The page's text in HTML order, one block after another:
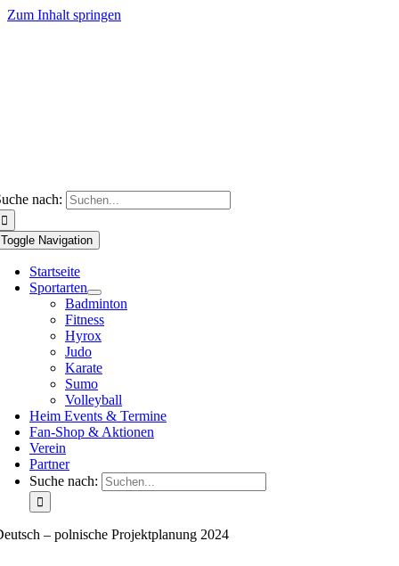
Zum Inhalt springen
nach:
Toggle Navigation
Startseite
Sportarten
Badminton
Fitness
Hyrox
Judo
Karate
Sumo
Volleyball
Heim Events & Termine
Fan-Shop & Aktionen
Verein
Partner
Suche nach:
– polnische Projektplanung 2024